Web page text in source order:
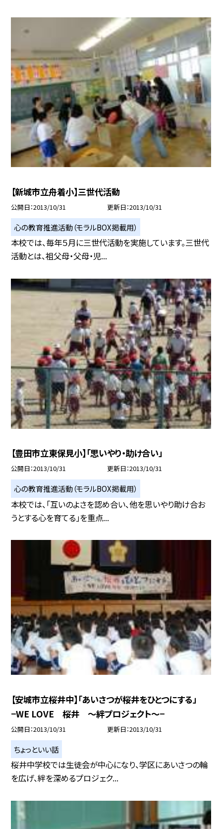
【新城市立舟着小】三世代活動
公開日 2013/10/31 更新日 2013/10/31
心の教育推進活動（モラルBOX掲載用）
本校では、毎年５月に三世代活動を実施しています。三世代
活動とは、祖父母・父母・児...
【豊田市立東保見小】「思いやり・助け合い」
公開日 2013/10/31 更新日 2013/10/31
心の教育推進活動（モラルBOX掲載用）
本校では、「互いのよさを認め合い、他を思いやり助け合お
うとする心を育てる」を重点...
【安城市立桜井中】「あいさつが桜井をひとつにする」
−WE LOVE 桜井 〜絆プロジェクト〜−
公開日 2013/10/31 更新日 2013/10/31
ちょっといい話
桜井中学校では生徒会が中心になり、学区にあいさつの輪
を広げ、絆を深めるプロジェク...